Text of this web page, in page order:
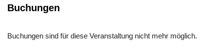
Buchungen
Buchungen sind für diese Veranstaltung nicht mehr möglich.